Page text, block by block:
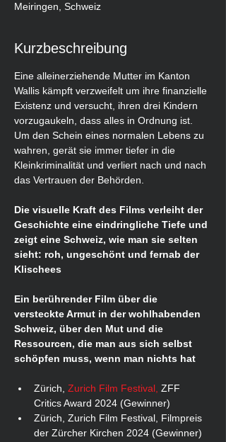
Meiringen, Schweiz
Kurzbeschreibung
Eine alleinerziehende Mutter im Kanton
Wallis kämpft verzweifelt um ihre finanzielle
Existenz und versucht, ihren drei Kindern
vorzugaukeln, dass alles in Ordnung ist.
Um den Schein eines normalen Lebens zu
wahren, gerät sie immer tiefer in die
Kleinkriminalität und verliert nach und nach
das Vertrauen der Behörden.
Die visuelle Kraft des Films verleiht der
Geschichte eine eindringliche Tiefe und
zeigt eine Schweiz, wie man sie selten
sieht: roh, ungeschönt und fernab der
Klischees
Ein berührender Film über die
versteckte Armut in der wohlhabenden
Schweiz, über den Mut und die
Ressourcen, die man aus sich selbst
schöpfen muss, wenn man nichts hat
Zürich, Zurich Film Festival, ZFF
Critics Award 2024 (Gewinner)
Zürich, Zurich Film Festival, Filmpreis
der Zürcher Kirchen 2024 (Gewinner)